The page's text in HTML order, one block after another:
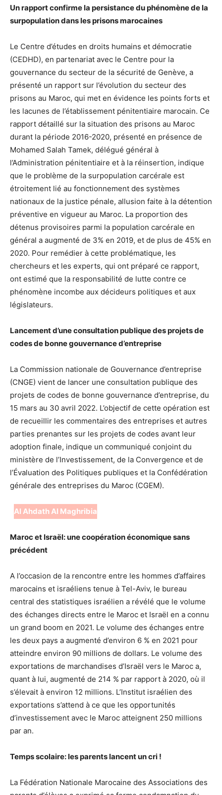
Un rapport confirme la persistance du phénomène de la
surpopulation dans les prisons marocaines
Le Centre d’études en droits humains et démocratie
(CEDHD), en partenariat avec le Centre pour la
gouvernance du secteur de la sécurité de Genève, a
présenté un rapport sur l’évolution du secteur des
prisons au Maroc, qui met en évidence les points forts et
les lacunes de l’établissement pénitentiaire marocain. Ce
rapport détaillé sur la situation des prisons au Maroc
durant la période 2016-2020, présenté en présence de
Mohamed Salah Tamek, délégué général à
l’Administration pénitentiaire et à la réinsertion, indique
que le problème de la surpopulation carcérale est
étroitement lié au fonctionnement des systèmes
nationaux de la justice pénale, allusion faite à la détention
préventive en vigueur au Maroc. La proportion des
détenus provisoires parmi la population carcérale en
général a augmenté de 3% en 2019, et de plus de 45% en
2020. Pour remédier à cette problématique, les
chercheurs et les experts, qui ont préparé ce rapport,
ont estimé que la responsabilité de lutte contre ce
phénomène incombe aux décideurs politiques et aux
législateurs.
Lancement d’une consultation publique des projets de
codes de bonne gouvernance d’entreprise
La Commission nationale de Gouvernance d’entreprise
(CNGE) vient de lancer une consultation publique des
projets de codes de bonne gouvernance d’entreprise, du
15 mars au 30 avril 2022. L’objectif de cette opération est
de recueillir les commentaires des entreprises et autres
parties prenantes sur les projets de codes avant leur
adoption finale, indique un communiqué conjoint du
ministère de l’Investissement, de la Convergence et de
l’Évaluation des Politiques publiques et la Confédération
générale des entreprises du Maroc (CGEM).
Al Ahdath Al Maghribia
Maroc et Israël: une coopération économique sans
précédent
A l’occasion de la rencontre entre les hommes d’affaires
marocains et israéliens tenue à Tel-Aviv, le bureau
central des statistiques israélien a révélé que le volume
des échanges directs entre le Maroc et Israël en a connu
un grand boom en 2021. Le volume des échanges entre
les deux pays a augmenté d’environ 6 % en 2021 pour
atteindre environ 90 millions de dollars. Le volume des
exportations de marchandises d’Israël vers le Maroc a,
quant à lui, augmenté de 214 % par rapport à 2020, où il
s’élevait à environ 12 millions. L’Institut israélien des
exportations s’attend à ce que les opportunités
d’investissement avec le Maroc atteignent 250 millions
par an.
Temps scolaire: les parents lancent un cri !
La Fédération Nationale Marocaine des Associations des